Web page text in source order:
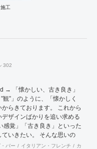
工
302
→ 「懐かしい、古き良き」
観”」のように、「懐かしく
らきております。 これから
ザインばかりを追い求める
感覚」「古き良き」といった
いきたい。 そんな思いの
その空間を使うお客様に幸
バー イタリアン・フレンチ カフェ